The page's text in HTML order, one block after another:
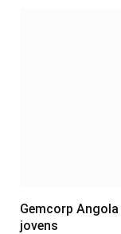
Gemcorp
jovens